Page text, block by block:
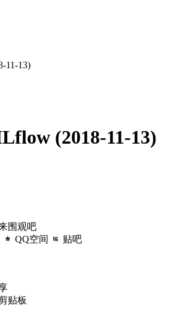
11-13)
(2018-11-13)
围观吧
QQ空间 贴吧
贴板